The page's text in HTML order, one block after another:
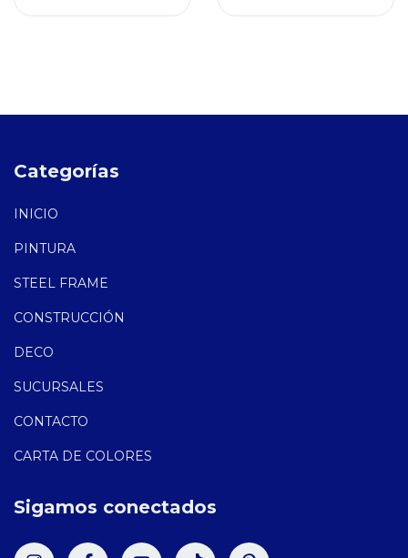
Categorías
INICIO
PINTURA
STEEL FRAME
CONSTRUCCIÓN
DECO
SUCURSALES
CONTACTO
CARTA DE COLORES
Sigamos conectados